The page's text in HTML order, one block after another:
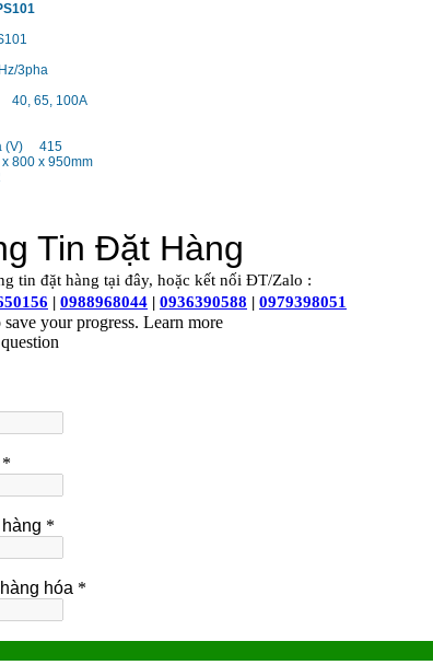
3pha
40, 65, 100A
(V) 415
800 x 950mm